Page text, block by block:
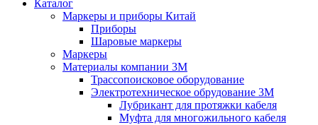
Каталог
Маркеры и приборы Китай
Приборы
Шаровые маркеры
Маркеры
Материалы компании 3М
Трассопоисковое оборудование
Электротехническое обрудование 3М
Лубрикант для протяжки кабеля
Муфта для многожильного кабеля